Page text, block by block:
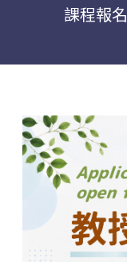
課程報名